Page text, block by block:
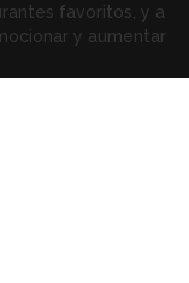
favoritos, y a
y aumentar